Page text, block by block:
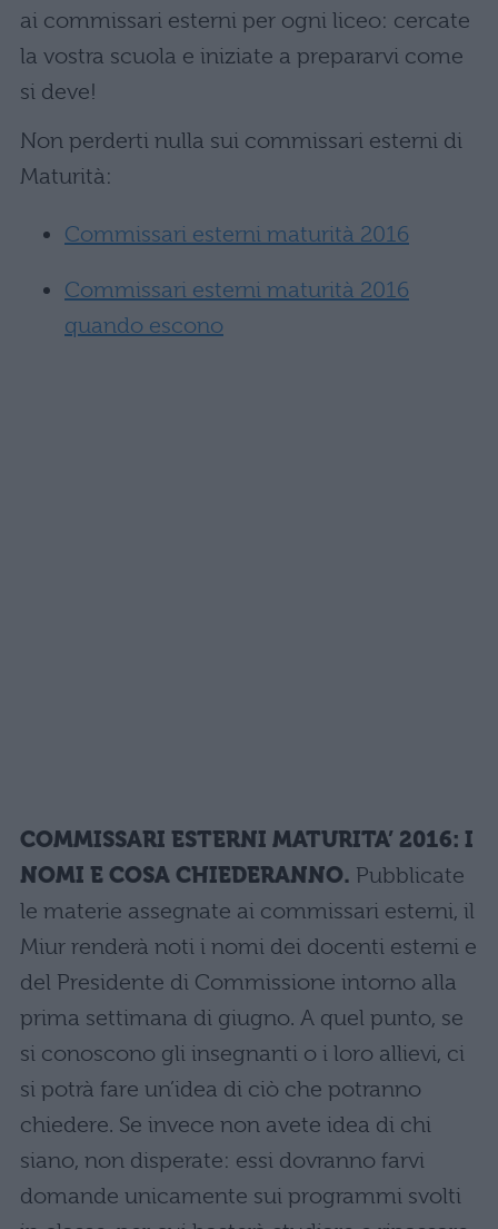
ai commissari esterni per ogni liceo: cercate
la vostra scuola e iniziate a prepararvi come
si deve!
Non perderti nulla sui commissari esterni di
Maturità:
Commissari esterni maturità 2016
Commissari esterni maturità 2016
quando escono
COMMISSARI ESTERNI MATURITA’ 2016: I
NOMI E COSA CHIEDERANNO. Pubblicate
le materie assegnate ai commissari esterni, il
Miur renderà noti i nomi dei docenti esterni e
del Presidente di Commissione intorno alla
prima settimana di giugno. A quel punto, se
si conoscono gli insegnanti o i loro allievi, ci
si potrà fare un’idea di ciò che potranno
chiedere. Se invece non avete idea di chi
siano, non disperate: essi dovranno farvi
domande unicamente sui programmi svolti